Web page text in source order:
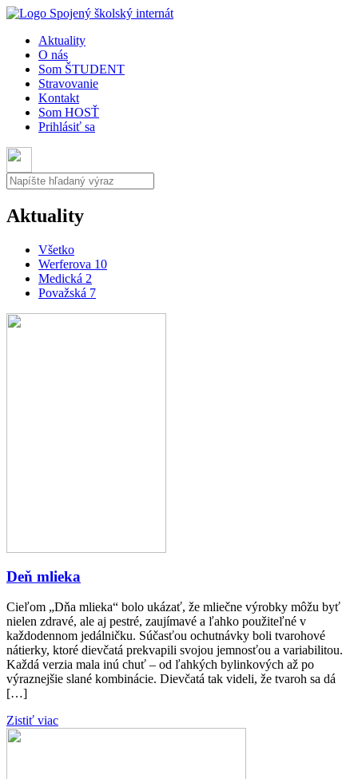
Aktuality
O nás
Som ŠTUDENT
Stravovanie
Kontakt
Som HOSŤ
Prihlásiť sa
Aktuality
Všetko
Werferova 10
Medická 2
Považská 7
Deň mlieka
Cieľom „Dňa mlieka“ bolo ukázať, že mliečne výrobky môžu byť
nielen zdravé, ale aj pestré, zaujímavé a ľahko použiteľné v
každodennom jedálničku. Súčasťou ochutnávky boli tvarohové
nátierky, ktoré dievčatá prekvapili svojou jemnosťou a variabilitou.
Každá verzia mala inú chuť – od ľahkých bylinkových až po
výraznejšie slané kombinácie. Dievčatá tak videli, že tvaroh sa dá
[…]
Zistiť viac